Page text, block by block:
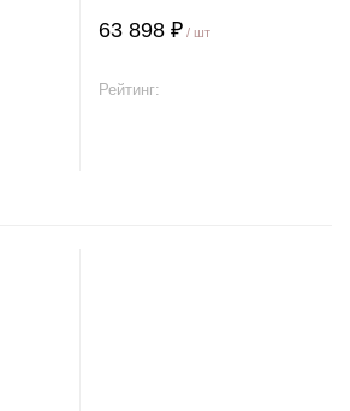
63 898 ₽ / шт
Рейтинг: